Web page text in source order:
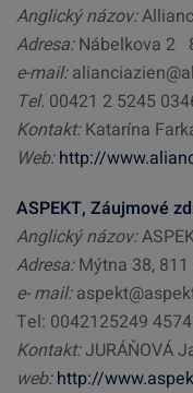
Anglický názov:
Adresa:Nábelkova 2
e-mail:
Tel. 00421 2 5245
Kontakt:Katarína
Web: http://
ASPEKT, Záujmové
Anglický názov:
Adresa:Mýtna 38,
e- mail:
Tel: 0042125249
Kontakt:JURÁŇOVÁ
web: http://